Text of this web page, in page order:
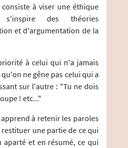
à viser une éthique
s'inspire des théories
et d'argumentation de la
à celui qui n'a jamais
ne gêne pas celui qui a
sur l'autre : "Tu ne dois
! etc..."
à retenir les paroles
une partie de ce qui
et en résumé, ce qui